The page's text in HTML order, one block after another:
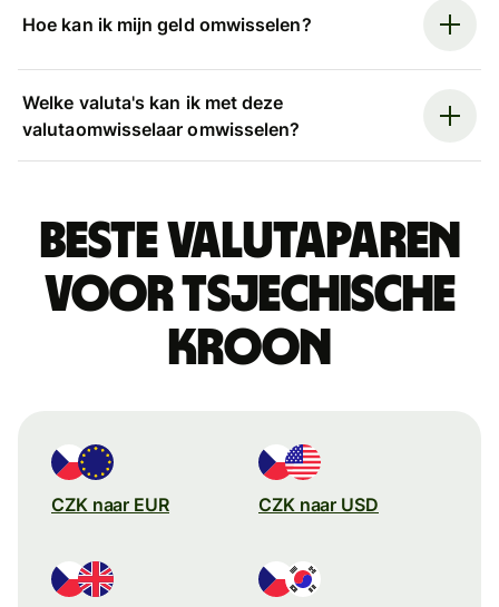
Hoe kan ik mijn geld omwisselen?
Welke valuta's kan ik met deze
valutaomwisselaar omwisselen?
Beste valutaparen
voor Tsjechische
kroon
CZK naar EUR CZK naar USD